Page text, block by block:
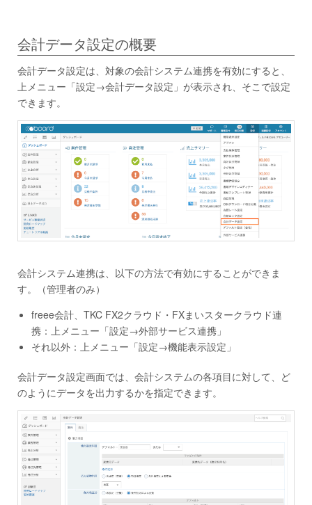
会計データ設定の概要
会計データ設定は、対象の会計システム連携を有効にすると、
上メニュー「設定→会計データ設定」が表示され、そこで設定
できます。
会計システム連携は、以下の方法で有効にすることができま
す。（管理者のみ）
freee会計、TKC FX2クラウド・FXまいスタークラウド連
携：上メニュー「設定→外部サービス連携」
それ以外：上メニュー「設定→機能表示設定」
会計データ設定画面では、会計システムの各項目に対して、ど
のようにデータを出力するかを指定できます。